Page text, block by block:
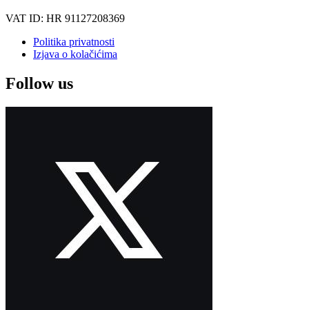
VAT ID: HR 91127208369
Politika privatnosti
Izjava o kolačićima
Follow us